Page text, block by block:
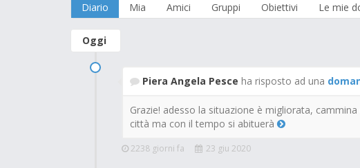
Diario Mia Amici Gruppi Obiettivi Le mie
Oggi
Piera Angela Pesce ha risposto ad una
Grazie! adesso la situazione è migliorata,
città ma con il tempo si abituerà
2238 giorni fa 23 giu 2020